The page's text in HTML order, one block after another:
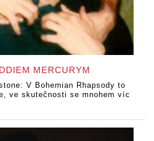
MERCURYM
V Bohemian Rhapsody to
ve skutečnosti se mnohem víc